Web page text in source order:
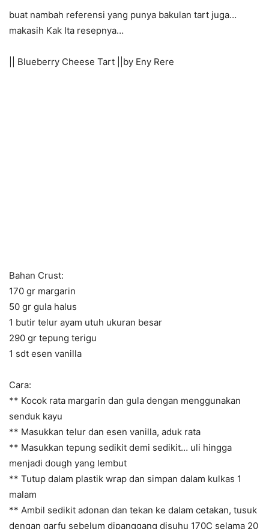
buat nambah referensi yang punya bakulan tart juga…
makasih Kak Ita resepnya…
|| Blueberry Cheese Tart ||by Eny Rere
Bahan Crust:
170 gr margarin
50 gr gula halus
1 butir telur ayam utuh ukuran besar
290 gr tepung terigu
1 sdt esen vanilla
Cara:
** Kocok rata margarin dan gula dengan menggunakan
senduk kayu
** Masukkan telur dan esen vanilla, aduk rata
** Masukkan tepung sedikit demi sedikit… uli hingga
menjadi dough yang lembut
** Tutup dalam plastik wrap dan simpan dalam kulkas 1
malam
** Ambil sedikit adonan dan tekan ke dalam cetakan, tusuk
dengan garfu sebelum dipanggang disuhu 170C selama 20